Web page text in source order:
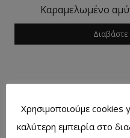
Καραμελωμένο
Χρησιμοποιούμε cookies
καλύτερη εμπειρία στο